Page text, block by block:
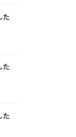
た
た
た